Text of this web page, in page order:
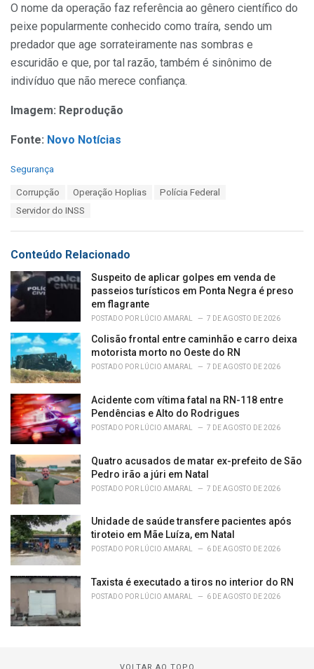
O nome da operação faz referência ao gênero científico do
peixe popularmente conhecido como traíra, sendo um
predador que age sorrateiramente nas sombras e
escuridão e que, por tal razão, também é sinônimo de
indivíduo que não merece confiança.
Imagem: Reprodução
Fonte: Novo Notícias
C
i
e
s
:
Segurança
Corrupção Operação Hoplias
Polícia Federal
Servidor do INSS
Conteúdo Relacionado
Suspeito de aplicar golpes em venda de
passeios turísticos em Ponta Negra é preso
em flagrante
POSTADO POR LÚCIO AMARAL 7 DE AGOSTO DE 2026
Colisão frontal entre caminhão e carro deixa
motorista morto no Oeste do RN
POSTADO POR LÚCIO AMARAL 7 DE AGOSTO DE 2026
Acidente com vítima fatal na RN-118 entre
Pendências e Alto do Rodrigues
POSTADO POR LÚCIO AMARAL 7 DE AGOSTO DE 2026
Quatro acusados de matar ex-prefeito de São
Pedro irão a júri em Natal
POSTADO POR LÚCIO AMARAL 7 DE AGOSTO DE 2026
Unidade de saúde transfere pacientes após
tiroteio em Mãe Luíza, em Natal
POSTADO POR LÚCIO AMARAL 6 DE AGOSTO DE 2026
Taxista é executado a tiros no interior do RN
POSTADO POR LÚCIO AMARAL 6 DE AGOSTO DE 2026
VOLTAR AO TOPO